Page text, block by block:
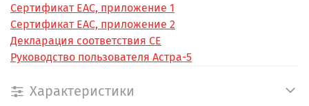
Сертификат ЕАС, приложение 1
Сертификат ЕАС, приложение 2
Декларация соответствия СЕ
Руководство пользователя Астра-5
Характеристики